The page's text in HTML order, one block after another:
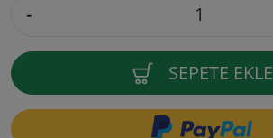
-
SEPETE EKLE